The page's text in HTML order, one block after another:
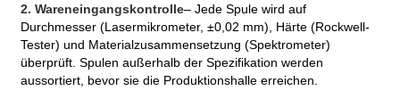
2. Wareneingangskontrolle– Jede Spule wird auf
Durchmesser (Lasermikrometer, ±0,02 mm), Härte (Rockwell-
Tester) und Materialzusammensetzung (Spektrometer)
überprüft. Spulen außerhalb der Spezifikation werden
aussortiert, bevor sie die Produktionshalle erreichen.